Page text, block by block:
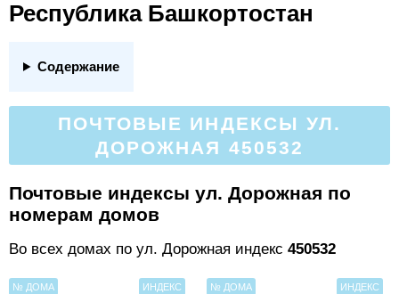
Республика Башкортостан
Содержание
ПОЧТОВЫЕ ИНДЕКСЫ УЛ.
ДОРОЖНАЯ 450532
Почтовые индексы ул. Дорожная по
номерам домов
Во всех домах по ул. Дорожная индекс 450532
№ ДОМА ИНДЕКС № ДОМА ИНДЕКС